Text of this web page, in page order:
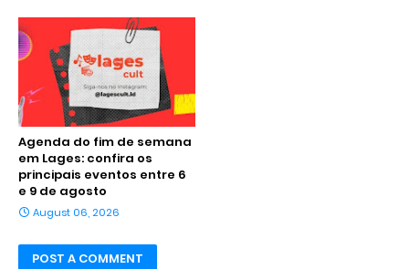
Agenda do fim de semana
em Lages: confira os
principais eventos entre 6
e 9 de agosto
August 06, 2026
POST A COMMENT